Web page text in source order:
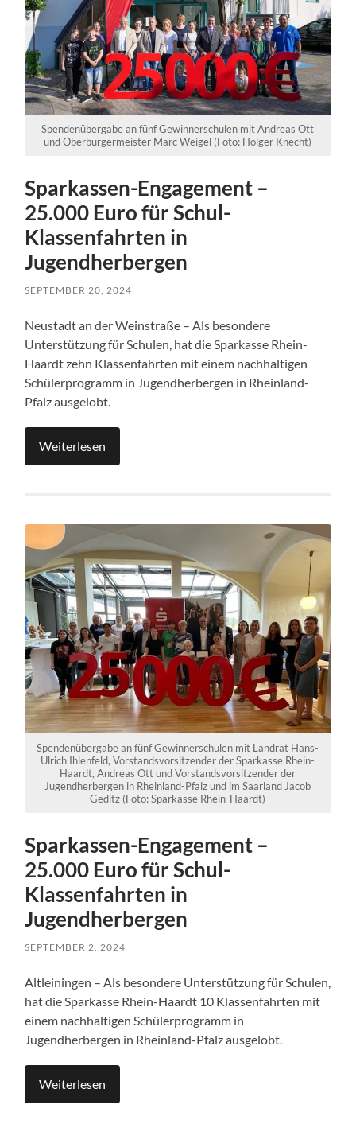
Spendenübergabe an fünf Gewinnerschulen mit Andreas Ott
und Oberbürgermeister Marc Weigel (Foto: Holger Knecht)
Sparkassen-Engagement –
25.000 Euro für Schul-
Klassenfahrten in
Jugendherbergen
SEPTEMBER 20, 2024
Neustadt an der Weinstraße – Als besondere
Unterstützung für Schulen, hat die Sparkasse Rhein-
Haardt zehn Klassenfahrten mit einem nachhaltigen
Schülerprogramm in Jugendherbergen in Rheinland-
Pfalz ausgelobt.
Weiterlesen
Spendenübergabe an fünf Gewinnerschulen mit Landrat Hans-
Ulrich Ihlenfeld, Vorstandsvorsitzender der Sparkasse Rhein-
Haardt, Andreas Ott und Vorstandsvorsitzender der
Jugendherbergen in Rheinland-Pfalz und im Saarland Jacob
Geditz (Foto: Sparkasse Rhein-Haardt)
Sparkassen-Engagement –
25.000 Euro für Schul-
Klassenfahrten in
Jugendherbergen
SEPTEMBER 2, 2024
Altleiningen – Als besondere Unterstützung für Schulen,
hat die Sparkasse Rhein-Haardt 10 Klassenfahrten mit
einem nachhaltigen Schülerprogramm in
Jugendherbergen in Rheinland-Pfalz ausgelobt.
Weiterlesen